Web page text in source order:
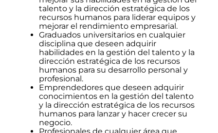
talento y la dirección estratégica de los
recursos humanos para liderar equipos y
mejorar el rendimiento empresarial.
Graduados universitarios en cualquier
disciplina que deseen adquirir
habilidades en la gestión del talento y la
dirección estratégica de los recursos
humanos para su desarrollo personal y
profesional.
Emprendedores que deseen adquirir
conocimientos en la gestión del talento
y la dirección estratégica de los recursos
humanos para lanzar y hacer crecer su
negocio.